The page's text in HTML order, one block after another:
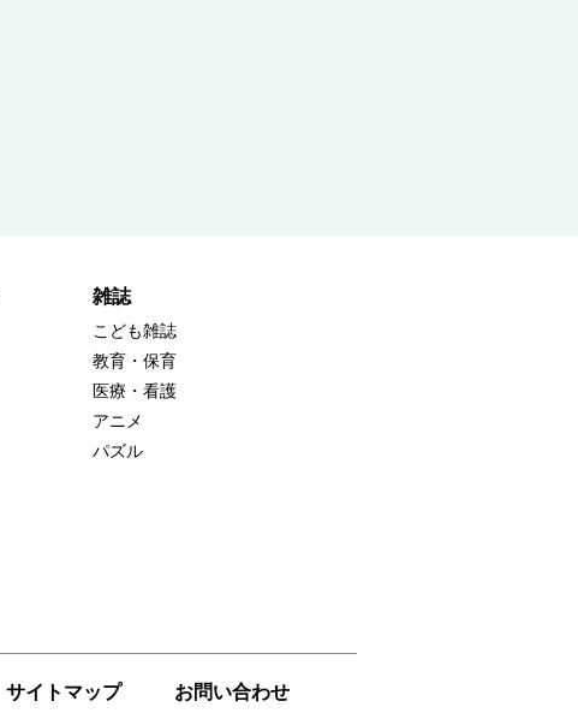
雑誌
こども雑誌
教育・保育
医療・看護
アニメ
パズル
サイトマップ お問い合わせ